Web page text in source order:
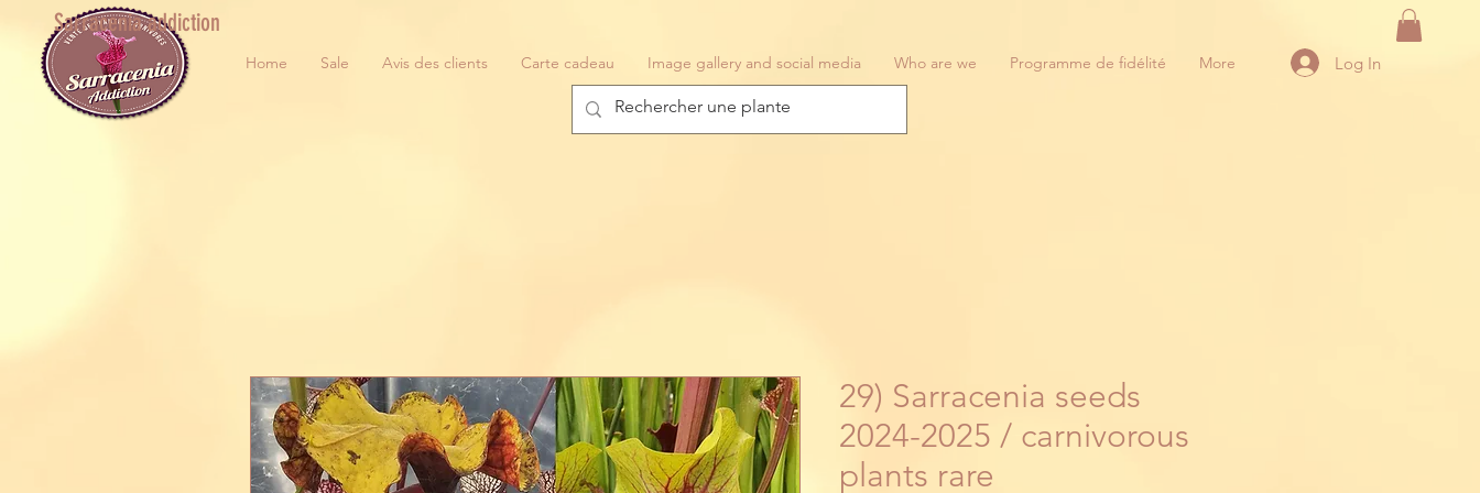
Sarracenia addiction
Home Sale Avis des clients Carte cadeau Image gallery and social media Who are we Programme de fidélité More Log In
29) Sarracenia seeds
2024-2025 / carnivorous
plants rare